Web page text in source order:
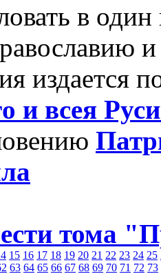
в
издается
и всея
тома
15 16 17 18 19 20 21 22 23 24 25
63 64 65 66 67 68 69 70 71 72 73